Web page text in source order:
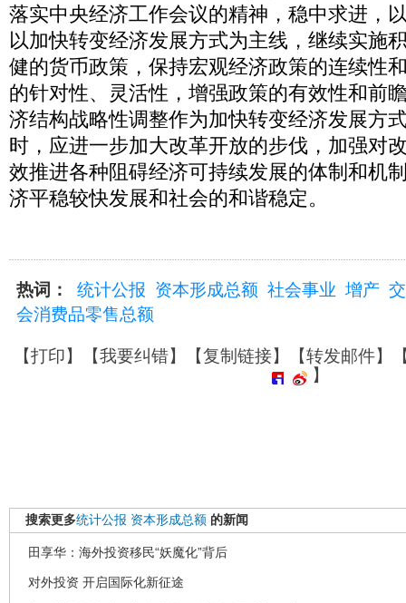
落实中央经济工作会议的精神，稳中求进，
以加快转变经济发展方式为主线，继续实施
健的货币政策，保持宏观经济政策的连续性
的针对性、灵活性，增强政策的有效性和前
济结构战略性调整作为加快转变经济发展方
时，应进一步加大改革开放的步伐，加强对
效推进各种阻碍经济可持续发展的体制和机
济平稳较快发展和社会的和谐稳定。
热词： 统计公报 资本形成总额 社会事业 增产
会消费品零售总额
【打印】【我要纠错】【复制链接】【转发邮件】
】
搜索更多统计公报 资本形成总额 的新闻
田享华：海外投资移民“妖魔化”背后
对外投资 开启国际化新征途